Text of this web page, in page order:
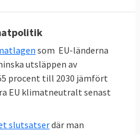
procent
42,5 – 45
procent
66
Inget
som EU-länderna
utsläppen av
procent till 2030 jämfört
EU klimatneutralt senast
slutsatserdär man